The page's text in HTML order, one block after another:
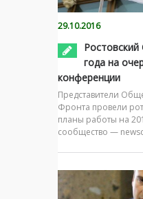
29.10.2016
года на
конференции
Представители
Фронта провели
планы работы на
сообщество —